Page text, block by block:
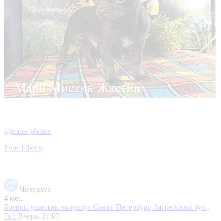
Еще 1 фото
Чихуахуа
4 мес.
Боевой ушастик чихуахуа Санкт-Петербург, Загребский бул.,
7к1 Вчера, 21:07